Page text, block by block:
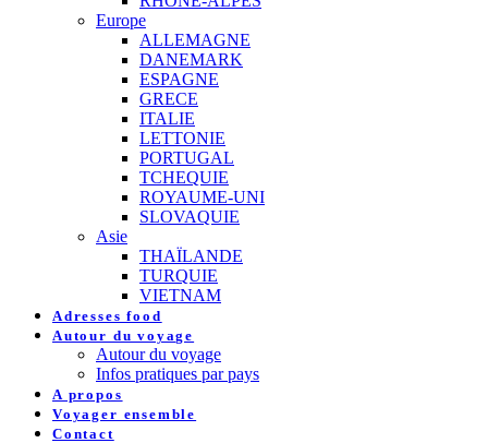
Europe
ALLEMAGNE
DANEMARK
ESPAGNE
GRECE
ITALIE
LETTONIE
PORTUGAL
TCHEQUIE
ROYAUME-UNI
SLOVAQUIE
Asie
THAÏLANDE
TURQUIE
VIETNAM
Adresses food
Autour du voyage
Autour du voyage
Infos pratiques par pays
A propos
Voyager ensemble
Contact